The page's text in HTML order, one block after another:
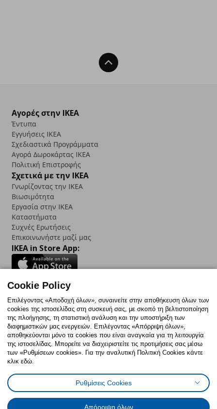
Back To Top
Αγορές στην IKEA
Έντυπα
Εγγυήσεις IKEA
Σχεδιαστικά Προγράμματα
Αγορά Δωρoκάρτας IKEA
Πολιτική Επιστροφής
Σχετικά με την IKEA
Γνωρίζοντας την IKEA
Βιωσιμότητα
Εργασία στην IKEA
Καταστήματα
Συχνές Ερωτήσεις
Επικοινωνήστε μαζί μας
IKEA in Store App:
Follow us:
FacebookInstagram
TikTokYoutubePinterestTwitter
Πολιτική CookiesΔήλωση ψηφιακής προσβασιμότητας
Ρυθμίσεις cookiesΌροι Χρήσης
Γενική Πολιτική Προσωπικών Δεδομένων
Πολιτική Προσωπικών Δεδομένων για ΙΚΕΑ.gr
Cookie Policy
Επιλέγοντας «Αποδοχή όλων», συναινείτε στην αποθήκευση όλων των
cookies της ιστοσελίδας στη συσκευή σας, με σκοπό τη βελτιστοποίηση
της πλοήγησης, τη στατιστική ανάλυση και την υποστήριξη των
διαφημιστικών μας ενεργειών. Επιλέγοντας «Απόρριψη όλων»,
αποθηκεύονται μόνο τα cookies που είναι αναγκαία για τη λειτουργία
της ιστοσελίδας. Μπορείτε να διαχειριστείτε τις προτιμήσεις σας μέσω
των «Ρυθμίσεων cookies». Για την αναλυτική Πολιτική Cookies κάντε
κλικ εδώ.
Ρυθμίσεις Cookies
Απόρριψη όλων